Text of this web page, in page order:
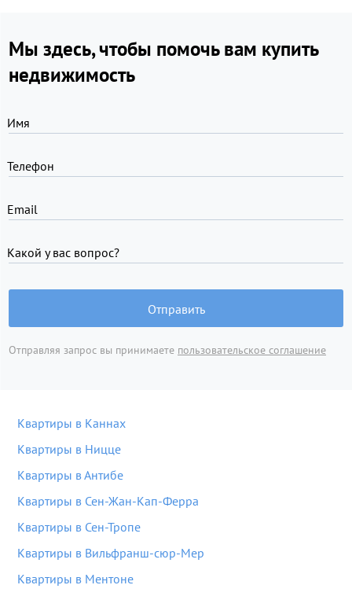
Мы здесь, чтобы помочь вам купить
недвижимость
Имя
Телефон
Email
Какой у вас вопрос?
Отправить
Отправляя запрос вы принимаете пользовательское соглашение
Квартиры в Каннах
Квартиры в Ницце
Квартиры в Антибе
Квартиры в Сен-Жан-Кап-Ферра
Квартиры в Сен-Тропе
Квартиры в Вильфранш-сюр-Мер
Квартиры в Ментоне